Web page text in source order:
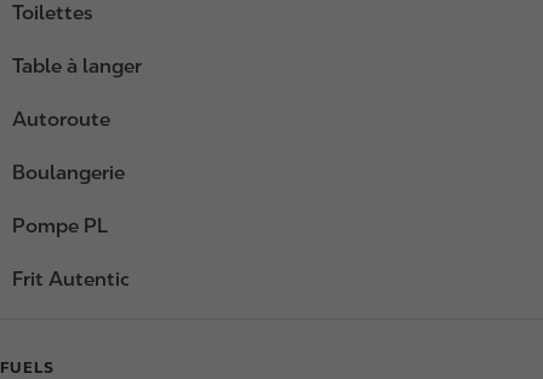
Toilettes
Table à langer
Autoroute
Boulangerie
Pompe PL
Frit Autentic
FUELS